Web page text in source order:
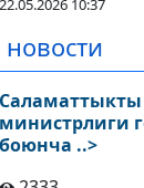
22.05.2026 10:37
Саламаттыкты
министрлиги
боюнча ..>